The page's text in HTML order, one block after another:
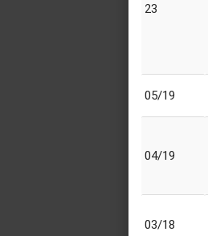
23
05/19
04/19
03/18